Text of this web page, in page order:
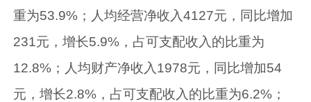
重为53.9%；人均经营净收入4127元，同比增加
231元，增长5.9%，占可支配收入的比重为
12.8%；人均财产净收入1978元，同比增加54
元，增长2.8%，占可支配收入的比重为6.2%；